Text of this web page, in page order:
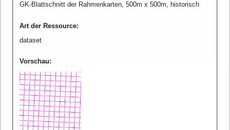
GK-Blattschnitt der Rahmenkarten, 500m x 500m, historisch
Art der Ressource:
dataset
Vorschau: